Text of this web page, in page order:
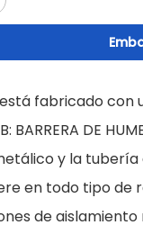
fabricado con
DE
y la tubería
en todo tipo de
de aislamiento